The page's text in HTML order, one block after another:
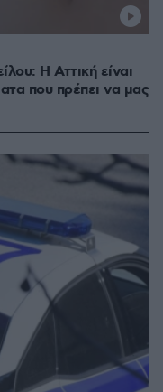
Η Αττική είναι
που πρέπει να μας